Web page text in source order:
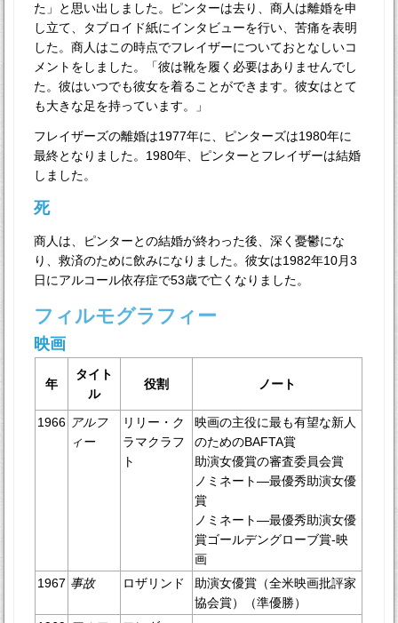
た」と思い出しました。ピンターは去り、商人は離婚を申
し立て、タブロイド紙にインタビューを行い、苦痛を表明
した。商人はこの時点でフレイザーについておとなしいコ
メントをしました。「彼は靴を履く必要はありませんでし
た。彼はいつでも彼女を着ることができます。彼女はとて
も大きな足を持っています。」
フレイザーズの離婚は1977年に、ピンターズは1980年に
最終となりました。1980年、ピンターとフレイザーは結婚
しました。
死
商人は、ピンターとの結婚が終わった後、深く憂鬱にな
り、救済のために飲みになりました。彼女は1982年10月3
日にアルコール依存症で53歳で亡くなりました。
フィルモグラフィー
映画
年
タイト
ル
役割 ノート
1966 アルフ
ィー
リリー・ク
ラマクラフ
ト
映画の主役に最も有望な新人
のためのBAFTA賞
助演女優賞の審査委員会賞
ノミネート—最優秀助演女優
賞
ノミネート—最優秀助演女優
賞ゴールデングローブ賞-映
画
1967 事故 ロザリンド
助演女優賞（全米映画批評家
協会賞）（準優勝）